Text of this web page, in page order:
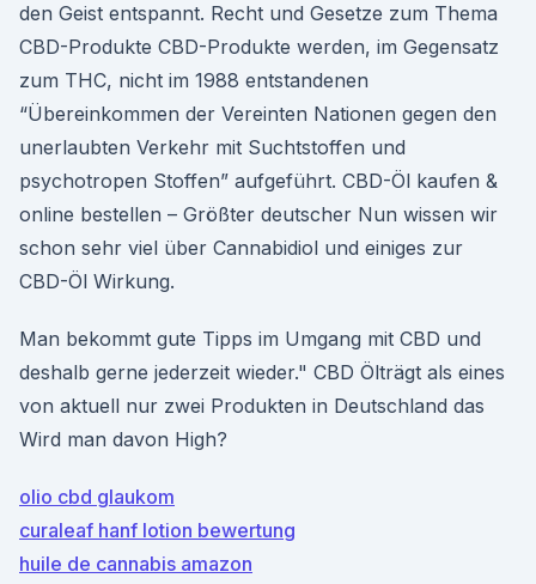
den Geist entspannt. Recht und Gesetze zum Thema
CBD-Produkte CBD-Produkte werden, im Gegensatz
zum THC, nicht im 1988 entstandenen
“Übereinkommen der Vereinten Nationen gegen den
unerlaubten Verkehr mit Suchtstoffen und
psychotropen Stoffen” aufgeführt. CBD-Öl kaufen &
online bestellen – Größter deutscher Nun wissen wir
schon sehr viel über Cannabidiol und einiges zur
CBD-Öl Wirkung.
Man bekommt gute Tipps im Umgang mit CBD und
deshalb gerne jederzeit wieder." CBD Ölträgt als eines
von aktuell nur zwei Produkten in Deutschland das
Wird man davon High?
olio cbd glaukom
curaleaf hanf lotion bewertung
huile de cannabis amazon